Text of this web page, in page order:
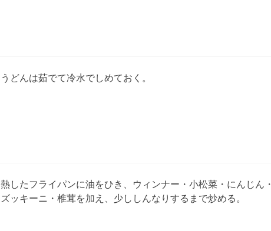
うどんは茹でて冷水でしめておく。
熱したフライパンに油をひき、ウィンナー・小松菜・にんじん・
ズッキーニ・椎茸を加え、少ししんなりするまで炒める。